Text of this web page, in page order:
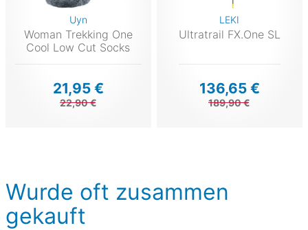
Uyn
Woman Trekking One
Cool Low Cut Socks
21,95 €
22,90 €
LEKI
Ultratrail FX.One SL
136,65 €
189,90 €
Wurde oft zusammen
gekauft